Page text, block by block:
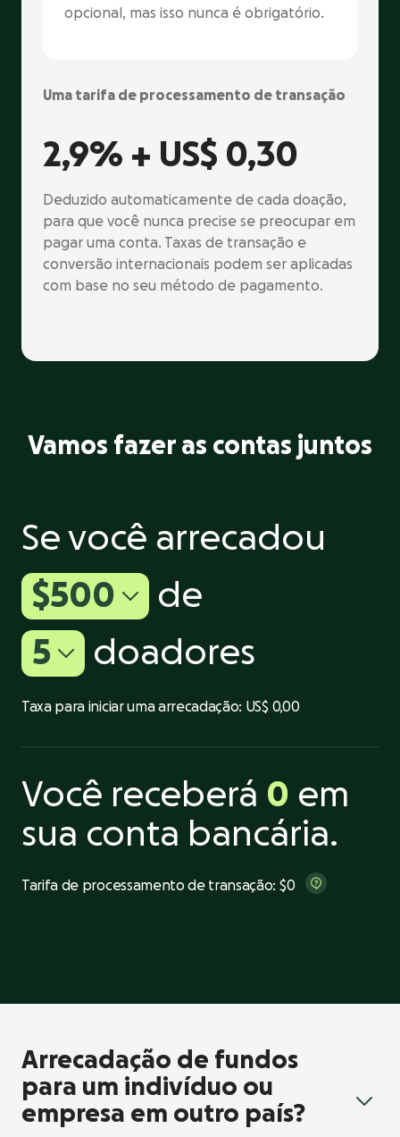
opcional, mas isso nunca é obrigatório.
Uma tarifa de processamento de transação
2,9% + US$ 0,30
Deduzido automaticamente de cada doação,
para que você nunca precise se preocupar em
pagar uma conta. Taxas de transação e
conversão internacionais podem ser aplicadas
com base no seu método de pagamento.
Vamos fazer as contas juntos
Se você arrecadou
$500
de
5
doadores
Taxa para iniciar uma arrecadação: US$ 0,00
Você receberá 0 em
sua conta bancária.
Tarifa de processamento de transação: $0
Arrecadação de fundos
para um indivíduo ou
empresa em outro país?